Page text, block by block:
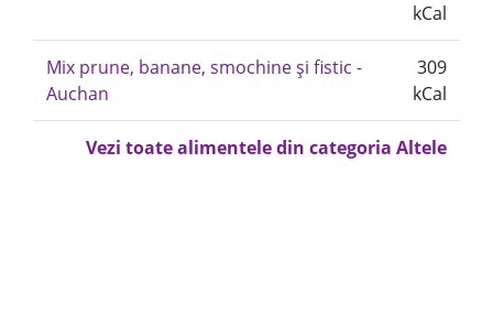
kCal
Mix prune, banane, smochine și fistic -
Auchan
309
kCal
Vezi toate alimentele din categoria Altele